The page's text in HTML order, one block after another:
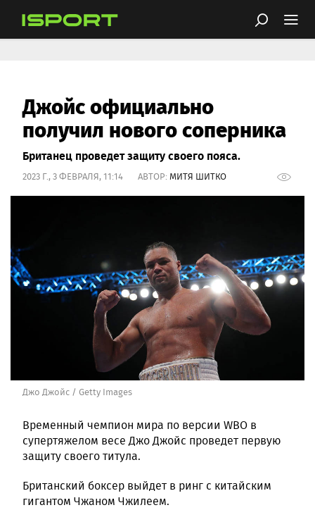
Джойс официально
получил нового соперника
Британец проведет защиту своего пояса.
2023 Г., 3 ФЕВРАЛЯ, 11:14 АВТОР: МИТЯ ШИТКО
Джо Джойс / Getty Images
Временный чемпион мира по версии WBO в
супертяжелом весе Джо Джойс проведет первую
защиту своего титула.
Британский боксер выйдет в ринг с китайским
гигантом Чжаном Чжилеем.